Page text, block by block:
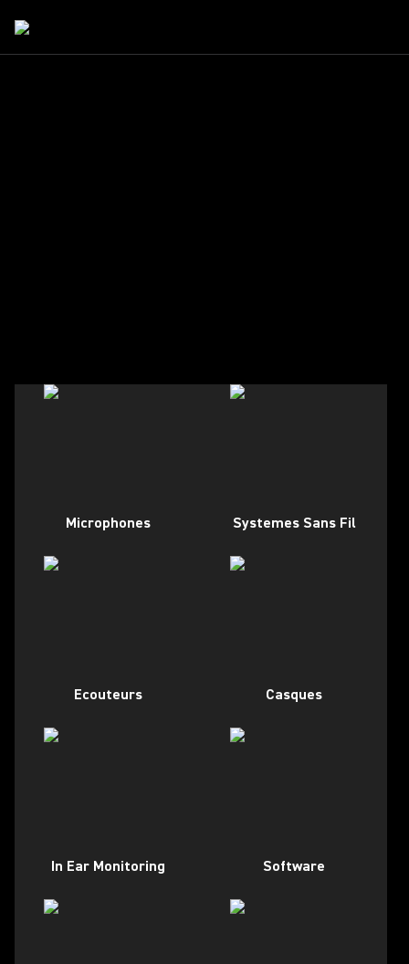
Microphones Systemes Sans Fil
Ecouteurs Casques
In Ear Monitoring Software